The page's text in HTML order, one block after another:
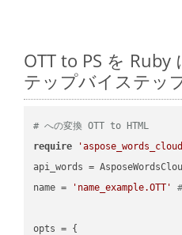
OTT to PS を Ruby
テップバイステッ
# への変換 OTT to HTML
require
api_words =
name =
'name_example.OTT'
opts = {